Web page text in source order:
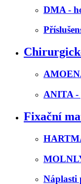
DMA -
ANITA -
Fixační
Náplasti